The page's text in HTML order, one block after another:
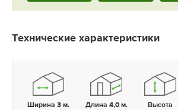
Технические характеристики
Ширина 3 м. Длина 4,0 м.
Высота